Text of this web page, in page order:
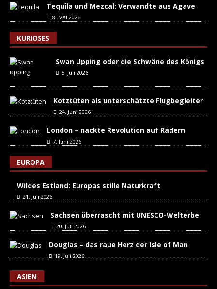
Tequila und Mezcal: Verwandte aus Agave
8. Mai 2026
KURIOSES
Swan Upping oder die Schwäne des Königs
5. Juli 2026
Kotztüten als unterschätzte Flugbegleiter
24. Juni 2026
London – nackte Revolution auf Rädern
7. Juni 2026
EUROPA
Wildes Estland: Europas stille Naturkraft
21. Juli 2026
Sachsen überrascht mit UNESCO-Welterbe
20. Juli 2026
Douglas – das raue Herz der Isle of Man
19. Juli 2026
ASIEN